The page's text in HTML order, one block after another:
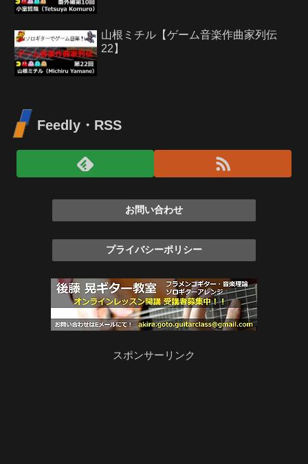
山根ミチル【ゲーム音楽作曲家列伝
22】
Feedly・RSS
お問い合わせ
プライバシーポリシー
スポンサーリンク